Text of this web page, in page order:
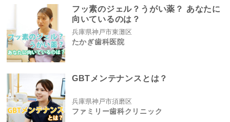
フッ素のジェル？うがい薬？ あなたに
向いているのは？
兵庫県神戸市東灘区
たかぎ歯科医院
GBTメンテナンスとは？
兵庫県神戸市須磨区
ファミリー歯科クリニック